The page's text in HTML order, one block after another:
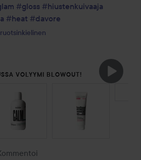
#gloss #hiustenkuivaaja
#heat #davore
VOLYYMI BLOWOUT!